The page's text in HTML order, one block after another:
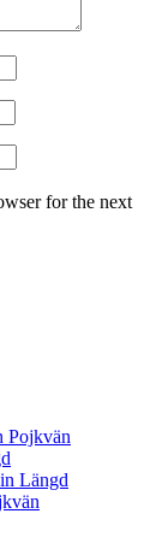
for the next
Pojkvän
Längd